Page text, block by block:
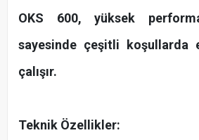
OKS 600, yüksek
sayesinde çeşitli
çalışır.
Teknik Özellikler: